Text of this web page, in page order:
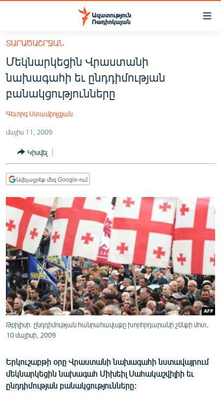
Մատչելիության
հիմնական
բովանդակությանը
Անցնել
հիմնական
մենյուին
ՀԱՅԱՍՏԱՆ
ՔԱՂԱՔԱԿԱՆ
ՏՆՏԵՍՈՒԹՅՈՒՆ
ՂԱՐԱԲԱՂ
ՏԱՐԱԾԱՇՐՋԱՆ
ՄԻՋԱԶԳԱՅԻՆ
ՄՇԱԿՈՒՅԹ
ՍՊՈՐՏ
ՄԵԿՆԱԲԱՆՈՒԹՅՈՒՆ
ՏՏ ԵՒ ԻՆՏԵՐՆԵՏ
ԱՐԽԻՎ
ԲԱՆԱՎԵՃ
ՁԳՏԵԼՈՎ ԼԱՎԱԳՈՒՅՆԻՆ
ՏԱՐԱԾԱՇՐՋԱՆ
Մեկնարկեցին Վրաստանի
նախագահի եւ ընդդիմության
բանակցությունները
Գեւորգ Ստամբոլցյան
մայիս 11, 2009
Կիսվել
Ավելացրեք մեզ Google-ում
Թբիլիսի. ընդդիմության հանրահավաքը խորհրդարանի շենքի մոտ,
10 մայիսի, 2009
Երկուշաբթի օրը Վրաստանի նախագահի նստավայրում
մեկնարկեցին նախագահ Միխեիլ Սահակաշվիլիի եւ
ընդդիմության բանակցությունները: